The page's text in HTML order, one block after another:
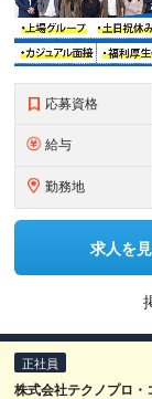
応募資格
給与
勤務地
求人を
正社員
株式会社テクノプロ・